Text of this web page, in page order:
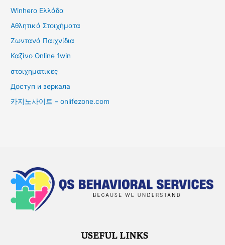
Winhero Ελλάδα
Αθλητικά Στοιχήματα
Ζωντανά Παιχνίδια
Καζίνο Online 1win
στοιχηματικες
Доступ и зеркала
카지노사이트 – onlifezone.com
USEFUL LINKS